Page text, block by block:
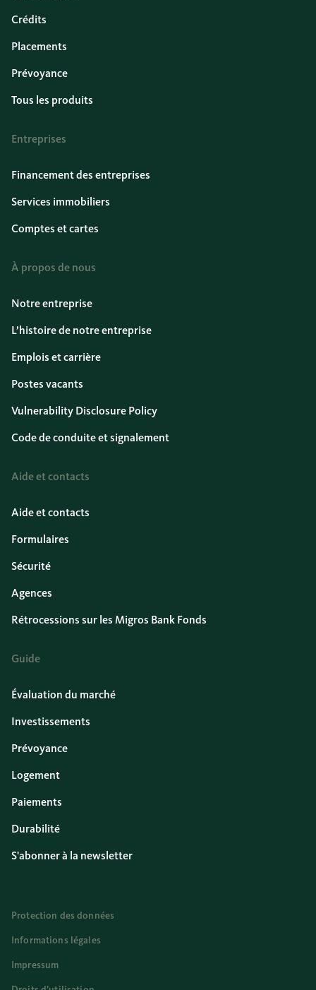
Crédits
Placements
Prévoyance
Tous les produits
Entreprises
Financement des entreprises
Services immobiliers
Comptes et cartes
À propos de nous
Notre entreprise
L’histoire de notre entreprise
Emplois et carrière
Postes vacants
Vulnerability Disclosure Policy
Code de conduite et signalement
Aide et contacts
Aide et contacts
Formulaires
Sécurité
Agences
Rétrocessions sur les Migros Bank Fonds
Guide
Évaluation du marché
Investissements
Prévoyance
Logement
Paiements
Durabilité
S'abonner à la newsletter
Protection des données
Informations légales
Impressum